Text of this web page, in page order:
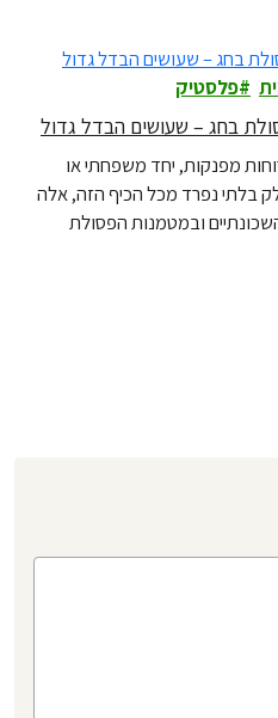
איך עושים את זה יפה, נוח, ובלי
פלסטיק
בחג – שעושים הבדל גדול
מפנקות, יחד משפחתי או
בלתי נפרד מכל הכיף הזה, אלה
ובמטמנות הפסולת
החגים או אחריהם. כל אחד
ולצמצם את פסולת הפלסטיק